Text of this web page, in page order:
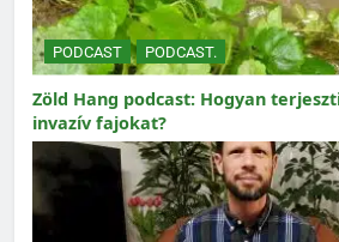
PODCAST PODCAST.
Zöld Hang podcast: Hogyan
invazív fajokat?